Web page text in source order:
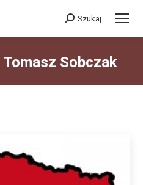
Szukaj:
Szukaj
Tomasz Sobczak